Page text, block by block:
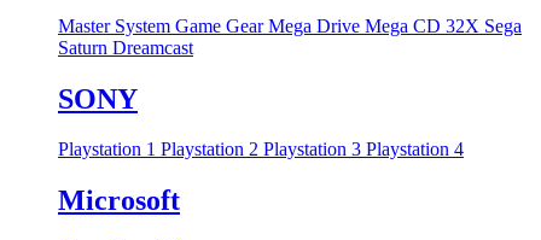
Master System Game GearMega Drive Mega CD 32X Sega
Saturn Dreamcast
SONY
Playstation 1 Playstation 2 Playstation 3 Playstation 4
Microsoft